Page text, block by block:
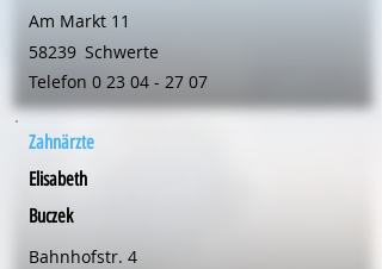
Am Markt 11
58239 Schwerte
Telefon 0 23 04 - 27 07
Zahnärzte
Elisabeth
Buczek
Bahnhofstr. 4